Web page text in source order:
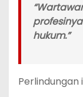
hukum.”